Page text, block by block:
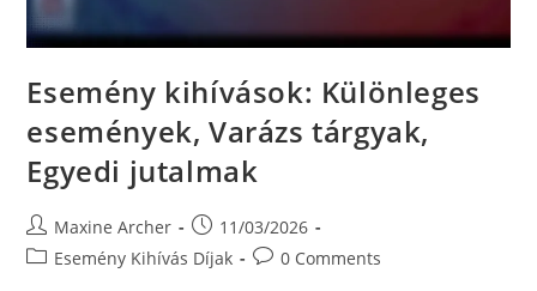
Esemény kihívások: Különleges
események, Varázs tárgyak,
Egyedi jutalmak
Post
author:
Maxine Archer
Post
published:
11/03/2026
PostEsemény Kihívás Díjak
Post0 Comments